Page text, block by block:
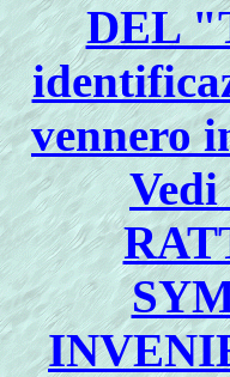
DEL
vennero